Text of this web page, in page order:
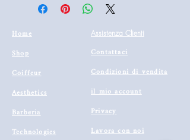
Home
Shop
Coiffeur
Aesthetics
Barberia
Technologies
Assistenza Clienti
Contattaci
Condizioni di vendita
il mio account
Privacy
Lavora con noi